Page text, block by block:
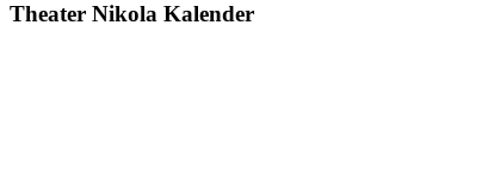
Theater Nikola Kalender